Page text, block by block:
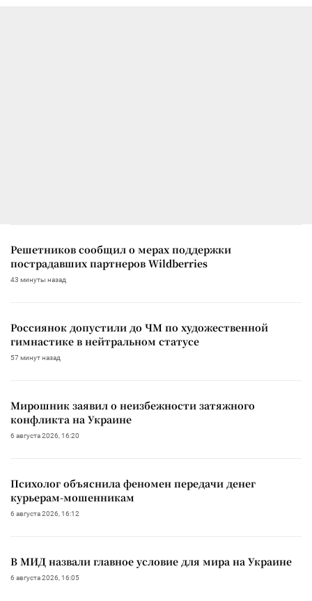
Решетников сообщил о мерах поддержки
пострадавших партнеров Wildberries
43 минуты назад
Россиянок допустили до ЧМ по художественной
гимнастике в нейтральном статусе
57 минут назад
Мирошник заявил о неизбежности затяжного
конфликта на Украине
6 августа 2026, 16:20
Психолог объяснила феномен передачи денег
курьерам-мошенникам
6 августа 2026, 16:12
В МИД назвали главное условие для мира на Украине
6 августа 2026, 16:05